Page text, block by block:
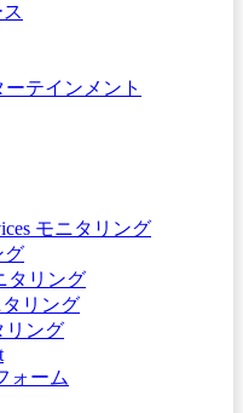
ーテインメント
モニタリング
グ
タリング
タリング
リング
ォーム